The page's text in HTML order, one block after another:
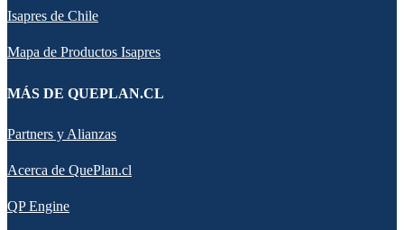
Isapres de Chile
Mapa de Productos Isapres
MÁS DE QUEPLAN.CL
Partners y Alianzas
Acerca de QuePlan.cl
QP Engine